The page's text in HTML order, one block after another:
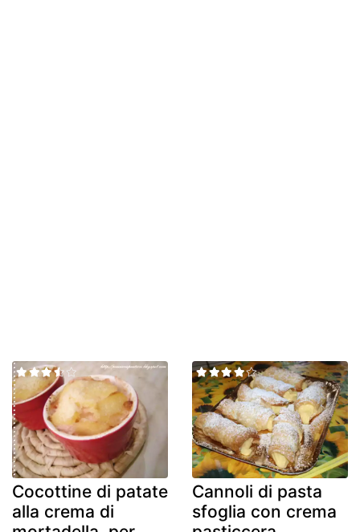
Cocottine di patate
alla crema di
Cannoli di pasta
sfoglia con crema